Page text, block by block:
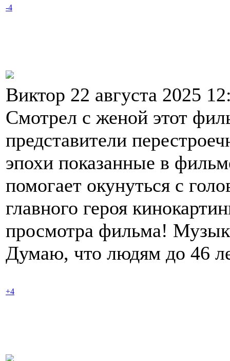
-4
Виктор 22 августа 2025
Смотрел с женой этот
представители
эпохи показанные в
помогает окунуться с
главного героя
просмотра фильма!
Думаю, что людям до 46
+4